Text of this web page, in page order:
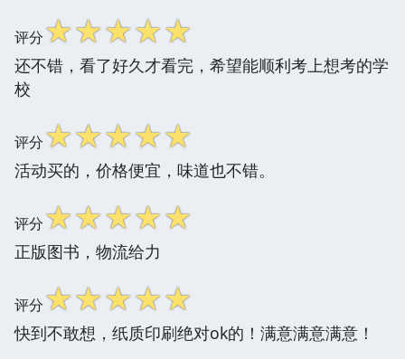
评分☆☆☆☆☆
还不错，看了好久才看完，希望能顺利考上想考的学
校
评分☆☆☆☆☆
活动买的，价格便宜，味道也不错。
评分☆☆☆☆☆
正版图书，物流给力
评分☆☆☆☆☆
快到不敢想，纸质印刷绝对ok的！满意满意满意！